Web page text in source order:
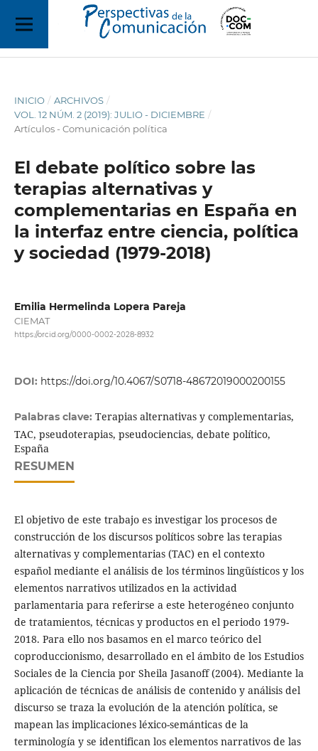
INICIO / ARCHIVOS /
VOL. 12 NÚM. 2 (2019): JULIO - DICIEMBRE /
Artículos - Comunicación política
El debate político sobre las
terapias alternativas y
complementarias en España en
la interfaz entre ciencia, política
y sociedad (1979-2018)
Emilia Hermelinda Lopera Pareja
CIEMAT
https://orcid.org/0000-0002-2028-8932
DOI: https://doi.org/10.4067/S0718-48672019000200155
Palabras clave: Terapias alternativas y complementarias,
TAC, pseudoterapias, pseudociencias, debate político,
España
RESUMEN
El objetivo de este trabajo es investigar los procesos de
construcción de los discursos políticos sobre las terapias
alternativas y complementarias (TAC) en el contexto
español mediante el análisis de los términos lingüísticos y los
elementos narrativos utilizados en la actividad
parlamentaria para referirse a este heterogéneo conjunto
de tratamientos, técnicas y productos en el periodo 1979-
2018. Para ello nos basamos en el marco teórico del
coproduccionismo, desarrollado en el ámbito de los Estudios
Sociales de la Ciencia por Sheila Jasanoff (2004). Mediante la
aplicación de técnicas de análisis de contenido y análisis del
discurso se traza la evolución de la atención política, se
mapean las implicaciones léxico-semánticas de la
terminología y se identifican los elementos narrativos de las